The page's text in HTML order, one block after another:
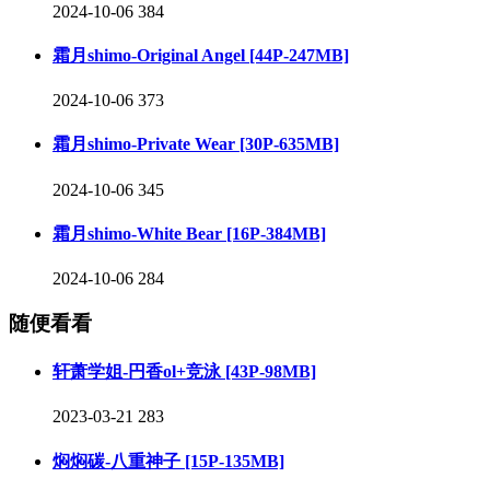
2024-10-06 384
霜月shimo-Original Angel [44P-247MB]
2024-10-06 373
霜月shimo-Private Wear [30P-635MB]
2024-10-06 345
霜月shimo-White Bear [16P-384MB]
2024-10-06 284
随便看看
轩萧学姐-円香ol+竞泳 [43P-98MB]
2023-03-21 283
焖焖碳-八重神子 [15P-135MB]